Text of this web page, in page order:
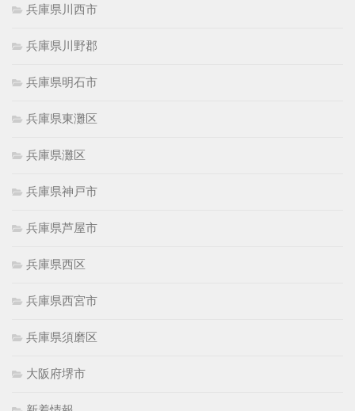
兵庫県川西市
兵庫県川野郡
兵庫県明石市
兵庫県東灘区
兵庫県灘区
兵庫県神戸市
兵庫県芦屋市
兵庫県西区
兵庫県西宮市
兵庫県須磨区
大阪府堺市